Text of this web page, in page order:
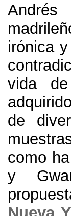
irónica
vida de
de
como
y